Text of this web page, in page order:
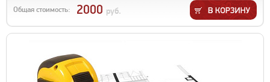
Общая стоимость: 2000 руб.